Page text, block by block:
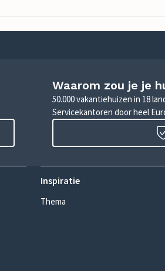
Waarom zou je je
50.000 vakantiehuizen in 18
Servicekantoren door heel
Inspiratie
Thema